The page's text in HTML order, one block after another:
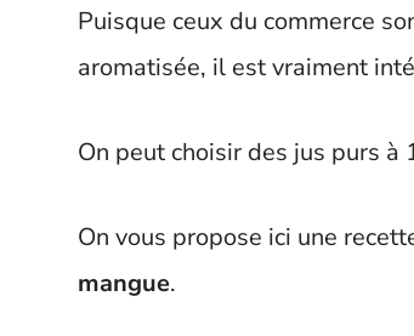
Puisque ceux du commerce
aromatisée, il est vraiment
On peut choisir des jus purs
On vous propose ici une
mangue.